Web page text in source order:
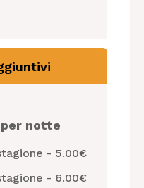
notte
- 5.00€
- 6.00€